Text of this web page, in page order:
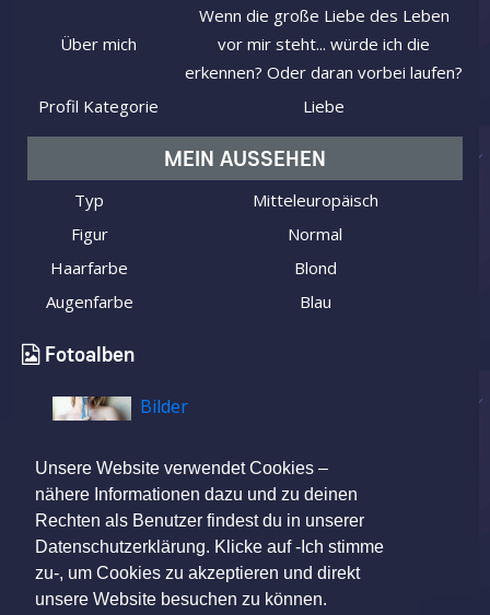
Unsere Website verwendet Cookies –
nähere Informationen dazu und zu deinen
Rechten als Benutzer findest du in unserer
Datenschutzerklärung. Klicke auf -Ich stimme
zu-, um Cookies zu akzeptieren und direkt
unsere Website besuchen zu können.
Über mich
Wenn die große Liebe des Leben
vor mir steht... würde ich die
erkennen? Oder daran vorbei laufen?
Profil Kategorie
Liebe
MEIN AUSSEHEN
Typ
Mitteleuropäisch
Figur
Normal
Haarfarbe
Blond
Augenfarbe
Blau
Fotoalben
Bilder